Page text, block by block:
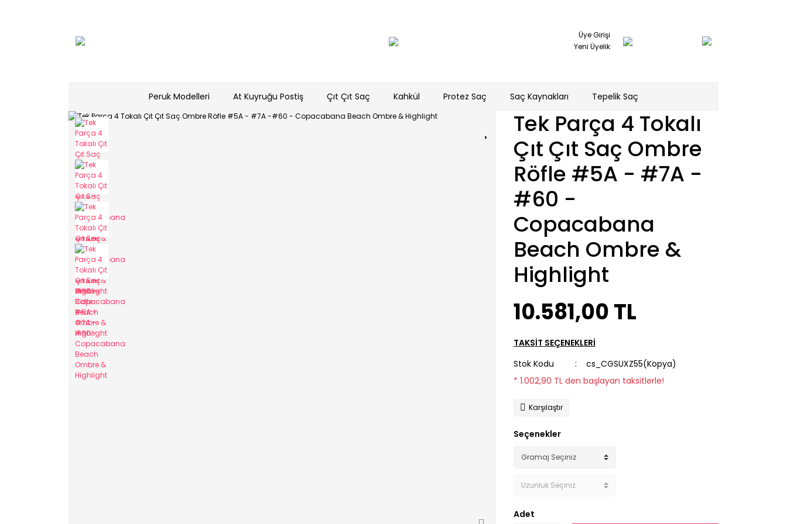
Üye Girişi
Yeni Üyelik
Peruk Modelleri At Kuyruğu Postiş Çıt Çıt Saç Kahkül Protez Saç Saç Kaynakları Tepelik Saç
Tek Parça 4 Tokalı
Çıt Çıt Saç Ombre
Röfle #5A - #7A -
#60 -
Copacabana
Beach Ombre &
Highlight
10.581,00 TL
TAKSİT SEÇENEKLERİ
Stok Kodu
cs_CGSUXZ55(Kopya)
* 1.002,90 TL den başlayan taksitlerle!
Karşılaştır
Seçenekler
Adet